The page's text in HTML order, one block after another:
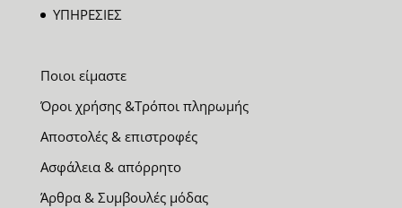
ΥΠΗΡΕΣΙΕΣ
Ποιοι είμαστε
Όροι χρήσης &Τρόποι πληρωμής
Αποστολές & επιστροφές
Ασφάλεια & απόρρητο
Άρθρα & Συμβουλές μόδας